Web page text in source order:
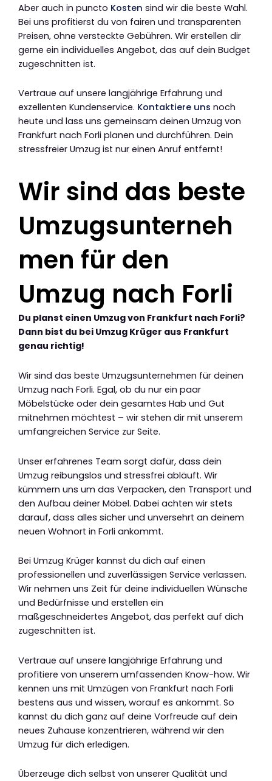
Aber auch in puncto Kosten sind wir die beste Wahl.
Bei uns profitierst du von fairen und transparenten
Preisen, ohne versteckte Gebühren. Wir erstellen dir
gerne ein individuelles Angebot, das auf dein Budget
zugeschnitten ist.
Vertraue auf unsere langjährige Erfahrung und
exzellenten Kundenservice. Kontaktiere uns noch
heute und lass uns gemeinsam deinen Umzug von
Frankfurt nach Forli planen und durchführen. Dein
stressfreier Umzug ist nur einen Anruf entfernt!
Wir sind das beste
Umzugsunterneh
men für den
Umzug nach Forli
Du planst einen Umzug von Frankfurt nach Forli?
Dann bist du bei Umzug Krüger aus Frankfurt
genau richtig!
Wir sind das beste Umzugsunternehmen für deinen
Umzug nach Forli. Egal, ob du nur ein paar
Möbelstücke oder dein gesamtes Hab und Gut
mitnehmen möchtest – wir stehen dir mit unserem
umfangreichen Service zur Seite.
Unser erfahrenes Team sorgt dafür, dass dein
Umzug reibungslos und stressfrei abläuft. Wir
kümmern uns um das Verpacken, den Transport und
den Aufbau deiner Möbel. Dabei achten wir stets
darauf, dass alles sicher und unversehrt an deinem
neuen Wohnort in Forli ankommt.
Bei Umzug Krüger kannst du dich auf einen
professionellen und zuverlässigen Service verlassen.
Wir nehmen uns Zeit für deine individuellen Wünsche
und Bedürfnisse und erstellen ein
maßgeschneidertes Angebot, das perfekt auf dich
zugeschnitten ist.
Vertraue auf unsere langjährige Erfahrung und
profitiere von unserem umfassenden Know-how. Wir
kennen uns mit Umzügen von Frankfurt nach Forli
bestens aus und wissen, worauf es ankommt. So
kannst du dich ganz auf deine Vorfreude auf dein
neues Zuhause konzentrieren, während wir den
Umzug für dich erledigen.
Überzeuge dich selbst von unserer Qualität und